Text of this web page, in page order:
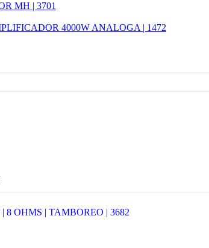
MH | 3701
4000W ANALOGA | 1472